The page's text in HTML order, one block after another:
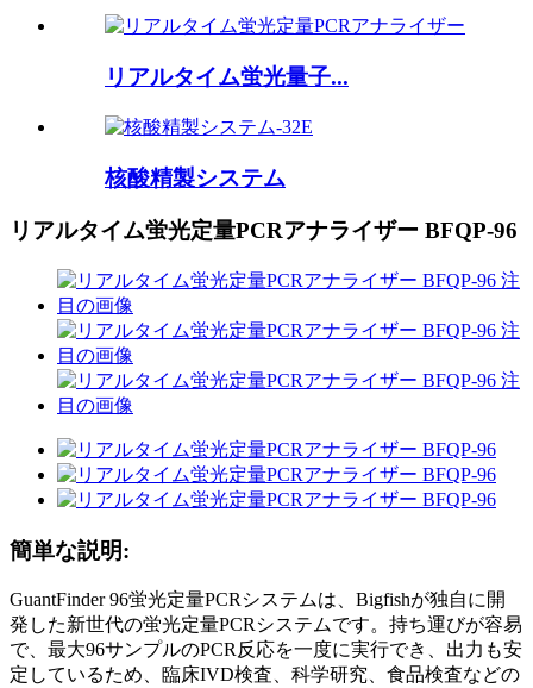
リアルタイム蛍光量子...
核酸精製システム
リアルタイム蛍光定量PCRアナライザー BFQP-96
簡単な説明:
GuantFinder 96蛍光定量PCRシステムは、Bigfishが独自に開
発した新世代の蛍光定量PCRシステムです。持ち運びが容易
で、最大96サンプルのPCR反応を一度に実行でき、出力も安
定しているため、臨床IVD検査、科学研究、食品検査などの